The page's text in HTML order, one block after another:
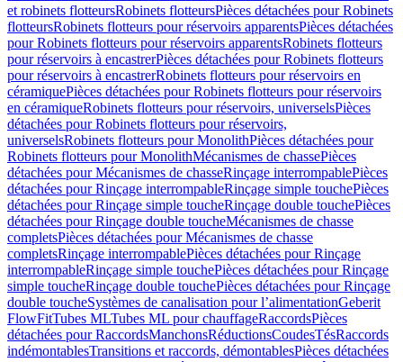
et robinets flotteursRobinets flotteursPièces détachées pour Robinets
flotteursRobinets flotteurs pour réservoirs apparentsPièces détachées
pour Robinets flotteurs pour réservoirs apparentsRobinets flotteurs
pour réservoirs à encastrerPièces détachées pour Robinets flotteurs
pour réservoirs à encastrerRobinets flotteurs pour réservoirs en
céramiquePièces détachées pour Robinets flotteurs pour réservoirs
en céramiqueRobinets flotteurs pour réservoirs, universelsPièces
détachées pour Robinets flotteurs pour réservoirs,
universelsRobinets flotteurs pour MonolithPièces détachées pour
Robinets flotteurs pour MonolithMécanismes de chassePièces
détachées pour Mécanismes de chasseRinçage interrompablePièces
détachées pour Rinçage interrompableRinçage simple touchePièces
détachées pour Rinçage simple toucheRinçage double touchePièces
détachées pour Rinçage double toucheMécanismes de chasse
completsPièces détachées pour Mécanismes de chasse
completsRinçage interrompablePièces détachées pour Rinçage
interrompableRinçage simple touchePièces détachées pour Rinçage
simple toucheRinçage double touchePièces détachées pour Rinçage
double toucheSystèmes de canalisation pour l’alimentationGeberit
FlowFitTubes MLTubes ML pour chauffageRaccordsPièces
détachées pour RaccordsManchonsRéductionsCoudesTésRaccords
indémontablesTransitions et raccords, démontablesPièces détachées